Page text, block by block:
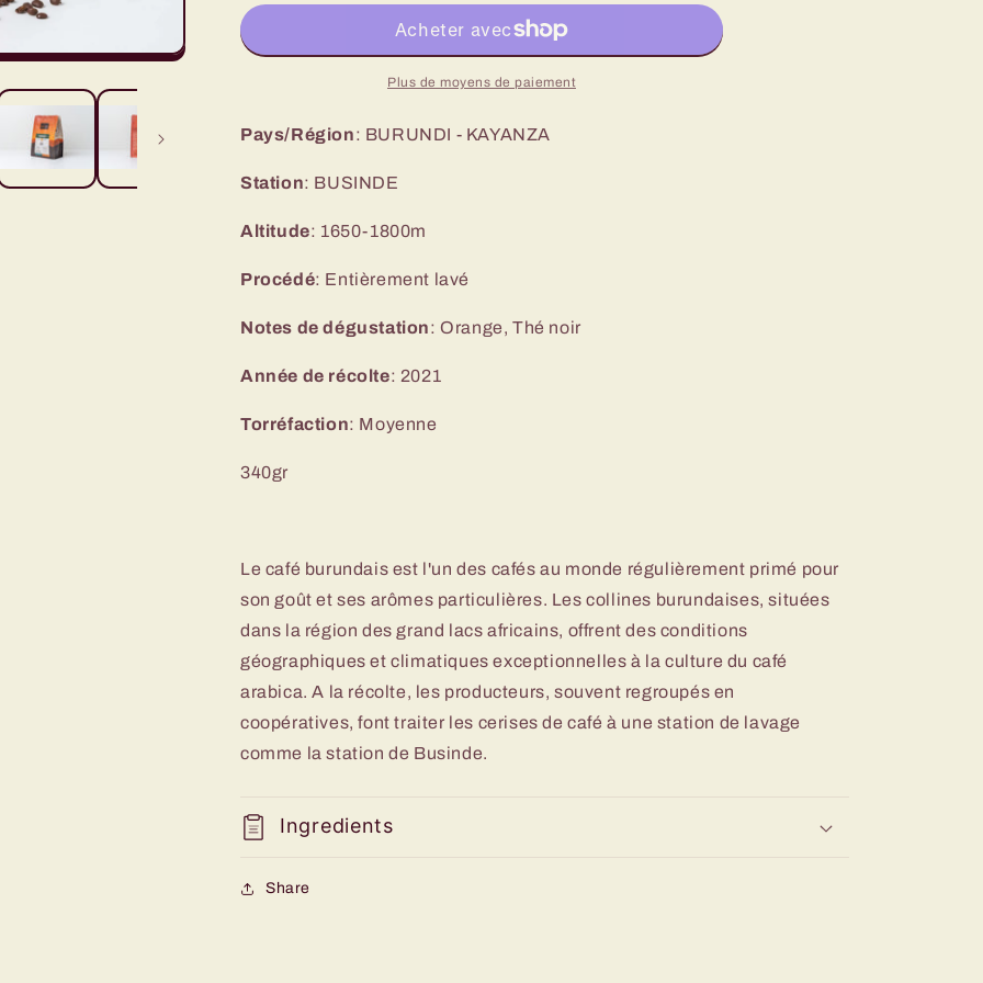
Plus de moyens de paiement
Pays/Région: BURUNDI - KAYANZA
Station: BUSINDE
Altitude: 1650-1800m
Procédé: Entièrement lavé
Notes de dégustation: Orange, Thé noir
Année de récolte: 2021
Torréfaction: Moyenne
340gr
Le café burundais est l'un des cafés au monde régulièrement primé pour
son goût et ses arômes particulières. Les collines burundaises, situées
dans la région des grand lacs africains, offrent des conditions
géographiques et climatiques exceptionnelles à la culture du café
arabica. A la récolte, les producteurs, souvent regroupés en
coopératives, font traiter les cerises de café à une station de lavage
comme la station de Businde.
Ingredients
Share